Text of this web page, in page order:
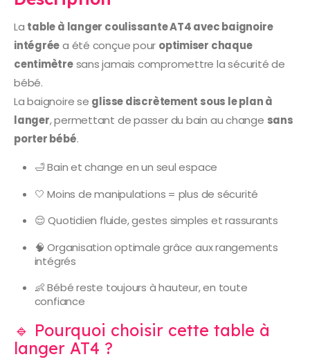
La table à langer coulissante AT4 avec baignoire
intégréea été conçue pour optimiser chaque
centimètresans jamais compromettre la sécurité de
bébé.
La baignoire se glisse discrètement sous le plan à
langer, permettant de passer du bain au change sans
porter bébé.
🛁 Bain et change en un seul espace
🤍 Moins de manipulations = plus de sécurité
😌 Quotidien fluide, gestes simples et rassurants
🧠 Organisation optimale grâce aux rangements
intégrés
👶 Bébé reste toujours à hauteur, en toute
confiance
🔹 Pourquoi choisir cette table à
langer AT4 ?